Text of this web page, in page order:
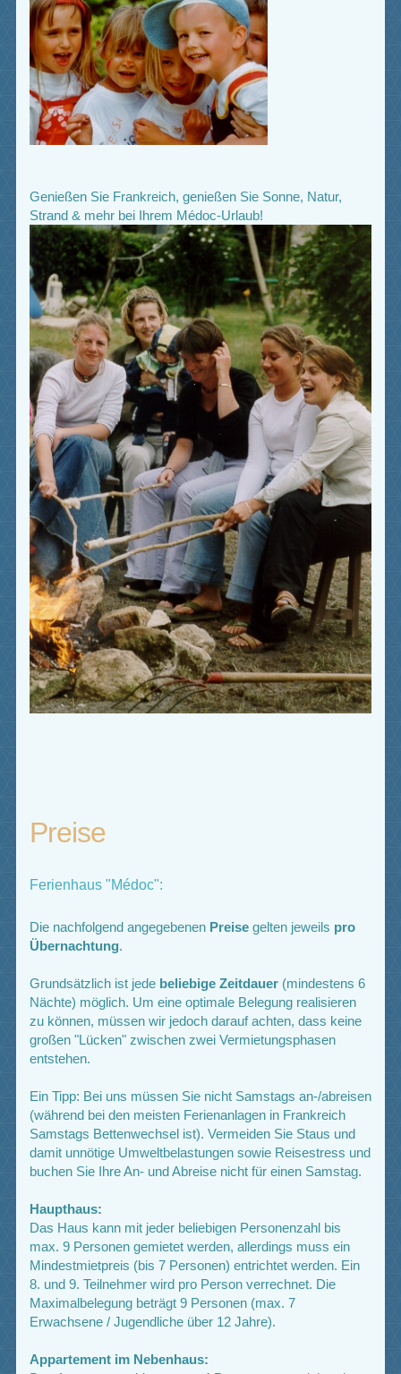
Genießen Sie Frankreich, genießen Sie Sonne, Natur,
Strand & mehr bei Ihrem Médoc-Urlaub!
Preise
Ferienhaus "Médoc":
Die nachfolgend angegebenen Preisegelten jeweils pro
Übernachtung.
Grundsätzlich ist jede beliebige Zeitdauer(mindestens 6
Nächte) möglich. Um eine optimale Belegung realisieren
zu können, müssen wir jedoch darauf achten, dass keine
großen "Lücken" zwischen zwei Vermietungsphasen
entstehen.
Ein Tipp: Bei uns müssen Sie nicht Samstags an-/abreisen
(während bei den meisten Ferienanlagen in Frankreich
Samstags Bettenwechsel ist). Vermeiden Sie Staus und
damit unnötige Umweltbelastungen sowie Reisestress und
buchen Sie Ihre An- und Abreise nicht für einen Samstag.
Haupthaus:
Das Haus kann mit jeder beliebigen Personenzahl bis
max. 9 Personen gemietet werden, allerdings muss ein
Mindestmietpreis (bis 7 Personen) entrichtet werden. Ein
8. und 9. Teilnehmer wird pro Person verrechnet. Die
Maximalbelegung beträgt 9 Personen (max. 7
Erwachsene / Jugendliche über 12 Jahre).
Appartement im Nebenhaus: